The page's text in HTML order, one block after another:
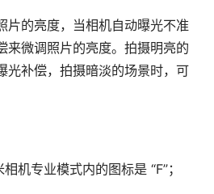
片的亮度，当相机自动曝光不准
来微调照片的亮度。拍摄明亮的
光补偿，拍摄暗淡的场景时，可
机专业模式内的图标是 “F”；